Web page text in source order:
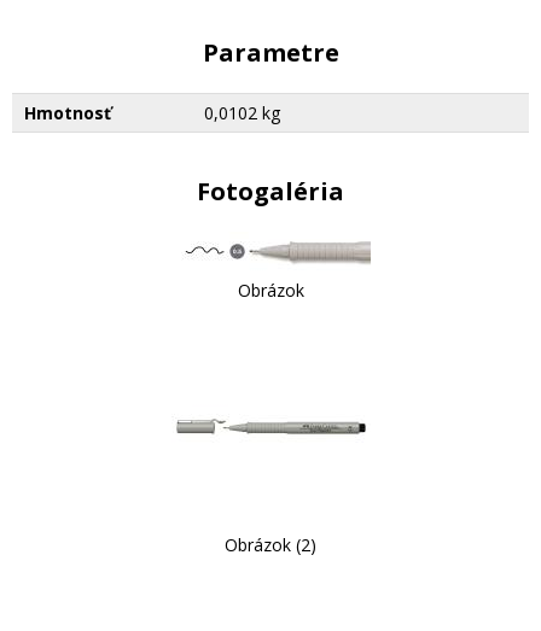
Parametre
Hmotnosť 0,0102 kg
Fotogaléria
Obrázok
Obrázok (2)